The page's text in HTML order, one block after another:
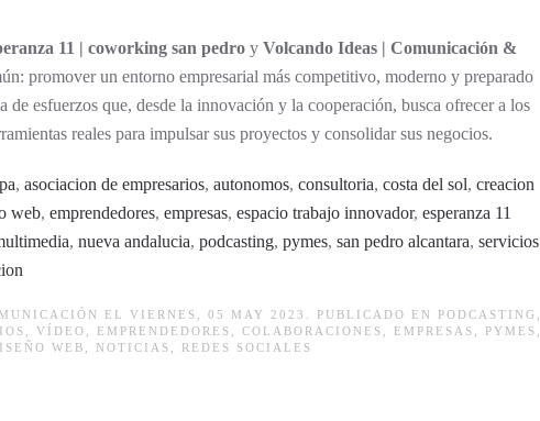
11 | coworking san pedro y Volcando Ideas | Comunicación &
promover un entorno empresarial más competitivo, moderno y preparado
de esfuerzos que, desde la innovación y la cooperación, busca ofrecer a los
reales para impulsar sus proyectos y consolidar sus negocios.
, asociacion de empresarios, autonomos, consultoria, costa del sol, creacion
web, emprendedores, empresas, espacio trabajo innovador, esperanza 11
, nueva andalucia, podcasting, pymes, san pedro alcantara, servicios
EL VIERNES, 05 MAY 2023. PUBLICADO EN PODCASTING
VÍDEO EMPRENDEDORES COLABORACIONES EMPRESAS PYMES
WEB NOTICIAS REDES SOCIALES